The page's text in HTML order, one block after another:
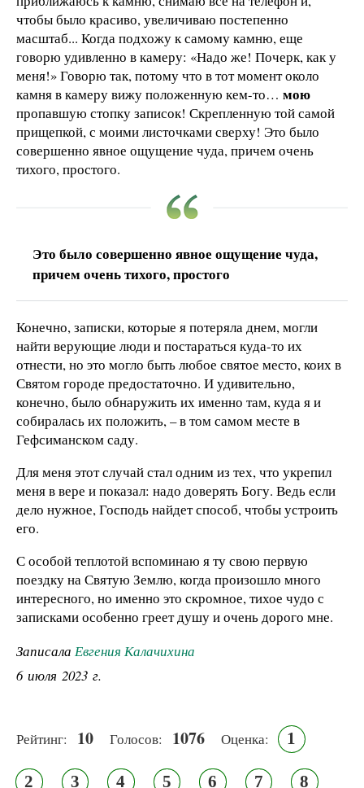
чтобы было красиво, увеличиваю постепенно
масштаб... Когда подхожу к самому камню, еще
говорю удивленно в камеру: «Надо же! Почерк, как у
меня!» Говорю так, потому что в тот момент около
камня в камеру вижу положенную кем-то… мою
пропавшую стопку записок! Скрепленную той самой
прищепкой, с моими листочками сверху! Это было
совершенно явное ощущение чуда, причем очень
тихого, простого.
Это было совершенно явное ощущение чуда,
причем очень тихого, простого
Конечно, записки, которые я потеряла днем, могли
найти верующие люди и постараться куда-то их
отнести, но это могло быть любое святое место, коих в
Святом городе предостаточно. И удивительно,
конечно, было обнаружить их именно там, куда я и
собиралась их положить, – в том самом месте в
Гефсиманском саду.
Для меня этот случай стал одним из тех, что укрепил
меня в вере и показал: надо доверять Богу. Ведь если
дело нужное, Господь найдет способ, чтобы устроить
его.
С особой теплотой вспоминаю я ту свою первую
поездку на Святую Землю, когда произошло много
интересного, но именно это скромное, тихое чудо с
записками особенно греет душу и очень дорого мне.
Записала Евгения Калачихина
6 июля 2023 г.
Рейтинг: 10 Голосов: 1076 Оценка: 1
2 3 4 5 6 7 8